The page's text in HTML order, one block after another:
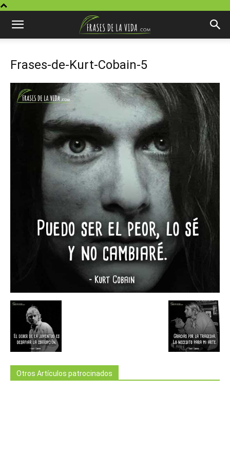
Frases-de-Kurt-Cobain-5
Otros Artículos patrocinados